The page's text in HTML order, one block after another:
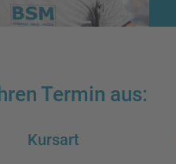
Termin aus:
Kursart